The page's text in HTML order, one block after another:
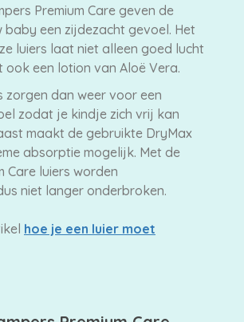
Premium Care geven de
baby een zijdezacht gevoel. Het
luiers laat niet alleen goed lucht
een lotion van Aloë Vera.
zorgen dan weer voor een
zodat je kindje zich vrij kan
maakt de gebruikte DryMax
absorptie mogelijk. Met de
Care luiers worden
niet langer onderbroken.
hoe je een luier moet